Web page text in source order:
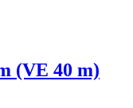
(VE 40 m)